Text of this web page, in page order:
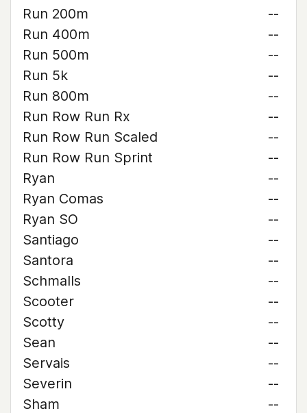
Run 200m
--
Run 400m
--
Run 500m
--
Run 5k
--
Run 800m
--
Run Row Run Rx
--
Run Row Run Scaled
--
Run Row Run Sprint
--
Ryan
--
Ryan Comas
--
Ryan SO
--
Santiago
--
Santora
--
Schmalls
--
Scooter
--
Scotty
--
Sean
--
Servais
--
Severin
--
Sham
--